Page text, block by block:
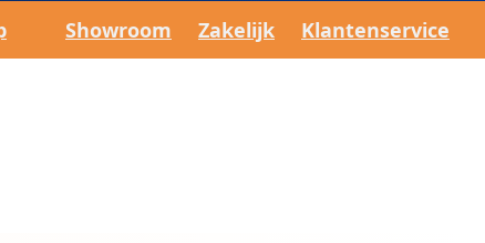
Showroom Zakelijk Klantenservice